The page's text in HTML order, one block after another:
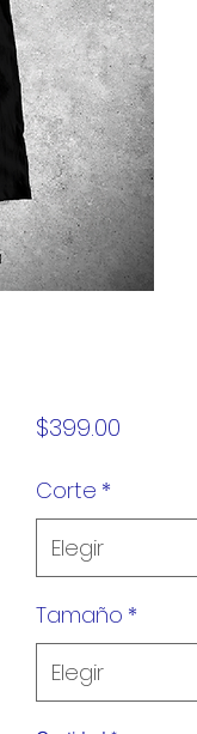
$399.00Precio
Corte *
Elegir
Tamaño *
Elegir